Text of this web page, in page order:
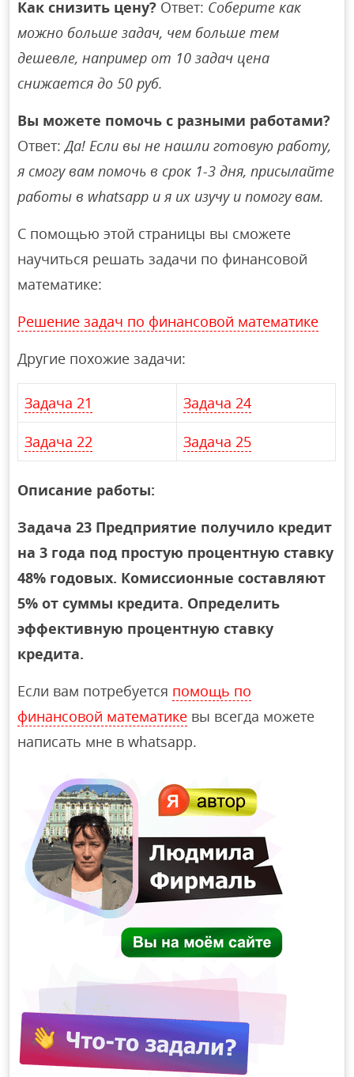
Как снизить цену? Ответ: Соберите как
можно больше задач, чем больше тем
дешевле, например от 10 задач цена
снижается до 50 руб.
Вы можете помочь с разными работами?
Ответ:Да! Если вы не нашли готовую работу,
я смогу вам помочь в срок 1-3 дня, присылайте
работы в whatsapp и я их изучу и помогу вам.
С помощью этой страницы вы сможете
научиться решать задачи по финансовой
математике:
Решение задач по финансовой математике
Другие похожие задачи:
Задача 21 Задача 24
Задача 22 Задача 25
Описание работы:
Задача 23 Предприятие получило кредит
на 3 года под простую процентную ставку
48% годовых. Комиссионные составляют
5% от суммы кредита. Определить
эффективную процентную ставку
кредита.
Если вам потребуется помощь по
финансовой математике вы всегда можете
написать мне в whatsapp.